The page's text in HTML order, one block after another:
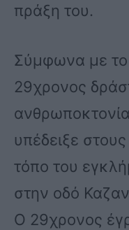
πράξη του.
Σύμφωνα με
29χρονος
υπέδειξε
τόπο του
στην οδό
Ο 29χρονος